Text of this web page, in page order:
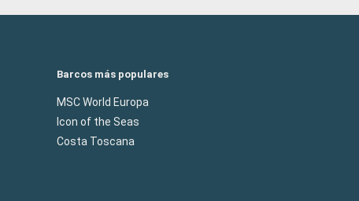
Barcos más populares
MSC World Europa
Icon of the Seas
Costa Toscana